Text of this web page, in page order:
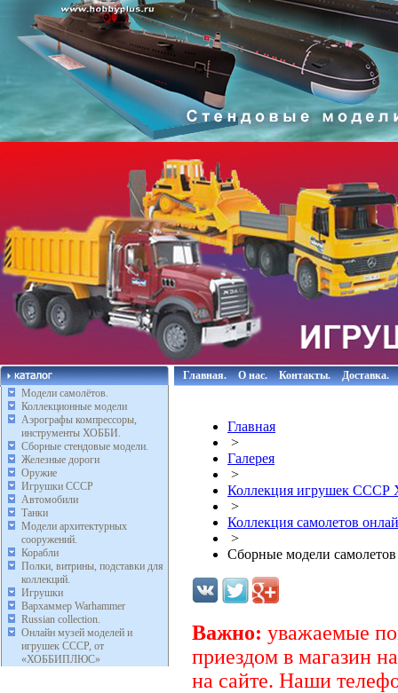
Модели самолётов.
Коллекционные модели
Аэрографы компрессоры,
инструменты ХОББИ.
Сборные стендовые модели.
Железные дороги
Оружие
Игрушки СССР
Автомобили
Танки
Модели архитектурных
сооружений.
Корабли
Полки, витрины, подставки для
коллекций.
Игрушки
Вархаммер Warhammer
Russian collection.
Онлайн музей моделей и
игрушек СССР, от
«ХОББИПЛЮС»
Главная. О нас. Контакты. Доставка.
Главная
>
Галерея
>
Коллекция игрушек
>
Коллекция самолетов
>
Сборные модели
Важно: уважаемые
приездом в магазин
на сайте. Наши